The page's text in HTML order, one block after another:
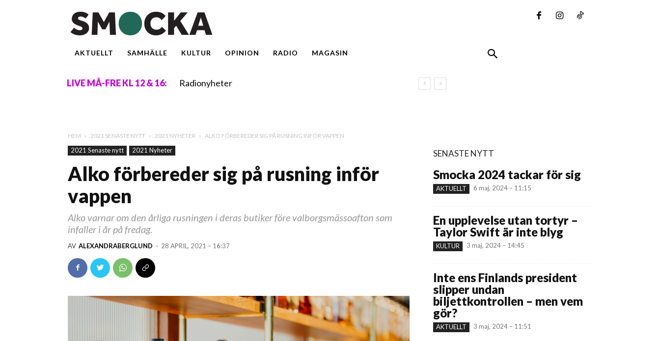
AKTUELLT SAMHÄLLE KULTUR OPINION RADIO MAGASIN
LIVE MÅ-FRE KL 12 & 16: Radionyheter
HEM 2021 SENASTE NYTT 2021 NYHETER ALKO FÖRBEREDER SIG PÅ RUSNING INFÖR VAPPEN
2021 Senaste nytt 2021 Nyheter
Alko förbereder sig på rusning inför
vappen
Alko varnar om den årliga rusningen i deras butiker före valborgsmässoafton som
infaller i år på fredag.
AV ALEXANDRABERGLUND - 28 APRIL, 2021 – 16:37
SENASTE NYTT
Smocka 2024 tackar för sig
AKTUELLT 6 maj, 2024 – 11:15
En upplevelse utan tortyr –
Taylor Swift är inte blyg
KULTUR 3 maj, 2024 – 14:45
Inte ens Finlands president
slipper undan
biljettkontrollen – men vem
gör?
AKTUELLT 3 maj, 2024 – 11:51